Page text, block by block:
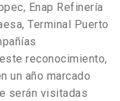
Enap Refinería
Terminal Puerto
reconocimiento,
un año marcado
serán visitadas